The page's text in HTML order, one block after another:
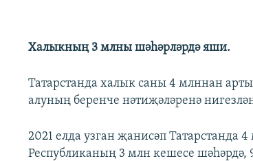
Халыкның 3 млны шәһәрләрдә яши.
Татарстанда халык саны 4 млннан
алуның беренче нәтиҗәләренә
2021 елда узган җанисәп Татарстанда
Республиканың 3 млн кешесе шәһәрдә,